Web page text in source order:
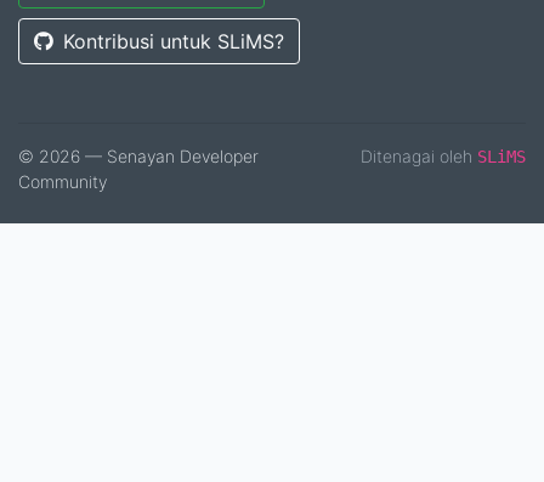
Kontribusi untuk SLiMS?
© 2026 — Senayan Developer
Community
Ditenagai oleh SLiMS